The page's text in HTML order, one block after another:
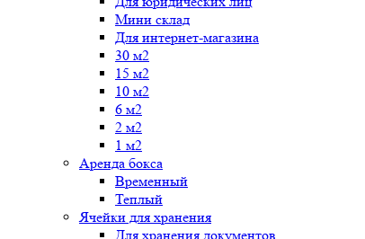
Мини склад
Для интернет-магазина
30 м2
15 м2
10 м2
6 м2
2 м2
1 м2
Аренда бокса
Временный
Теплый
Ячейки для хранения
Для хранения документов